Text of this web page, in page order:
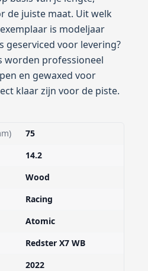
de juiste maat. Uit welk
is modeljaar
geserviced voor levering?
worden professioneel
en gewaxed voor
klaar zijn voor de piste.
75
14.2
Wood
Racing
Atomic
Redster X7 WB
2022